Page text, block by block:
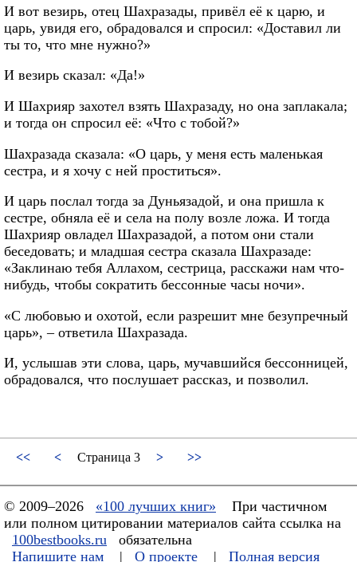
И вот везирь, отец Шахразады, привёл её к царю, и
царь, увидя его, обрадовался и спросил: «Доставил ли
ты то, что мне нужно?»
И везирь сказал: «Да!»
И Шахрияр захотел взять Шахразаду, но она заплакала;
и тогда он спросил её: «Что с тобой?»
Шахразада сказала: «О царь, у меня есть маленькая
сестра, и я хочу с ней проститься».
И царь послал тогда за Дуньязадой, и она пришла к
сестре, обняла её и села на полу возле ложа. И тогда
Шахрияр овладел Шахразадой, а потом они стали
беседовать; и младшая сестра сказала Шахразаде:
«Заклинаю тебя Аллахом, сестрица, расскажи нам что-
нибудь, чтобы сократить бессонные часы ночи».
«С любовью и охотой, если разрешит мне безупречный
царь», – ответила Шахразада.
И, услышав эти слова, царь, мучавшийся бессонницей,
обрадовался, что послушает рассказ, и позволил.
<< < Страница 3 > >>
© 2009–2026 «100 лучших книг»
При частичном
или полном цитировании материалов сайта ссылка на
100bestbooks.ru
обязательна
Напишите нам
| О проекте | Полная версия